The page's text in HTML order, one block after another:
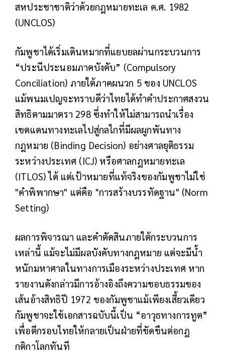
สหประชาชาติว่าด้วยกฎหมายทะเล ค.ศ. 1982
(UNCLOS)
กัมพูชาได้เริ่มเดินหมากที่แยบยลผ่านกระบวนการ
“ประนีประนอมภาคบังคับ” (Compulsory
Conciliation) ภายใต้ภาคผนวก 5 ของ UNCLOS
แม้พนมเปญจะทราบดีว่าไทยได้ทำคำประกาศสงวน
สิทธิตามมาตรา 298 ซึ่งทำให้ไม่สามารถนำเรื่อง
เขตแดนทางทะเลไปสู่กลไกที่มีผลผูกพันทาง
กฎหมาย (Binding Decision) อย่างศาลยุติธรรม
ระหว่างประเทศ (ICJ) หรือศาลกฎหมายทะเล
(ITLOS) ได้ แต่เป้าหมายที่แท้จริงของกัมพูชาไม่ใช่
"คำพิพากษา" แต่คือ "การสร้างบรรทัดฐาน" (Norm
Setting)
ผลการพิจารณา และคำตัดสินภายใต้กระบวนการ
เหล่านี้ แม้จะไม่มีผลบังคับทางกฎหมาย แต่จะมีน้ำ
หนักมหาศาลในทางการเมืองระหว่างประเทศ หาก
รายงานดังกล่าวมีการอ้างอิงถึงความชอบธรรมของ
เส้นอ้างสิทธิปี 1972 ของกัมพูชาแม้เพียงเสี้ยวเดียว
กัมพูชาจะใช้เอกสารฉบับนี้เป็น “อาวุธทางการทูต”
เพื่อตีกรอบไทยให้กลายเป็นฝ่ายที่ขัดขืนต่อกฎ
กติกาโลกทันที